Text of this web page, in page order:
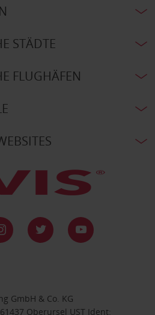
STÄDTE
FLUGHÄFEN
GmbH & Co. KG
Oberursel UST Ident: